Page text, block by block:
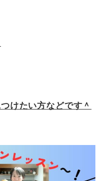
けたい方などです＾